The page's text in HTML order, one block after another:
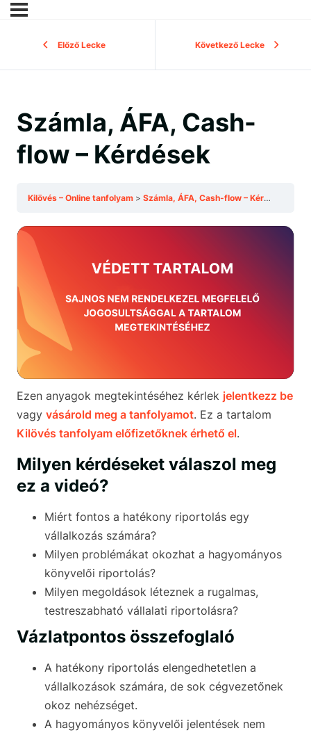
Előző Lecke Következő Lecke
Számla, ÁFA, Cash-
flow – Kérdések
Kilövés – Online tanfolyam Számla, ÁFA, Cash-flow – Kérdések
Ezen anyagok megtekintéséhez kérlek jelentkezz be
vagy vásárold meg a tanfolyamot. Ez a tartalom
Kilövés tanfolyam előfizetőknek érhető el.
Milyen kérdéseket válaszol meg
ez a videó?
Miért fontos a hatékony riportolás egy
vállalkozás számára?
Milyen problémákat okozhat a hagyományos
könyvelői riportolás?
Milyen megoldások léteznek a rugalmas,
testreszabható vállalati riportolásra?
Vázlatpontos összefoglaló
A hatékony riportolás elengedhetetlen a
vállalkozások számára, de sok cégvezetőnek
okoz nehézséget.
A hagyományos könyvelői jelentések nem